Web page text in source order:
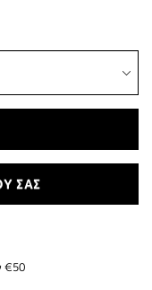
ΣΑΣ
€50